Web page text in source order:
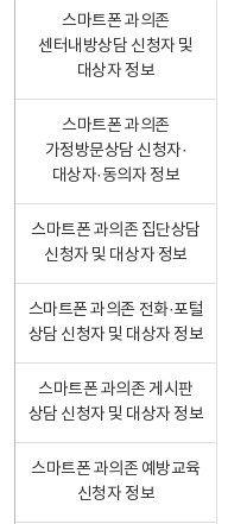
스마트폰 과의존
센터내방상담 신청자 및
대상자 정보
스마트폰 과의존
가정방문상담 신청자·
대상자·동의자 정보
스마트폰 과의존 집단상담
신청자 및 대상자 정보
스마트폰 과의존 전화·포털
상담 신청자 및 대상자 정보
스마트폰 과의존 게시판
상담 신청자 및 대상자 정보
스마트폰 과의존 예방교육
신청자 정보